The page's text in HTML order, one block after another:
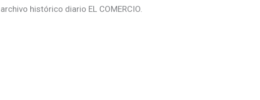
histórico diario EL COMERCIO.